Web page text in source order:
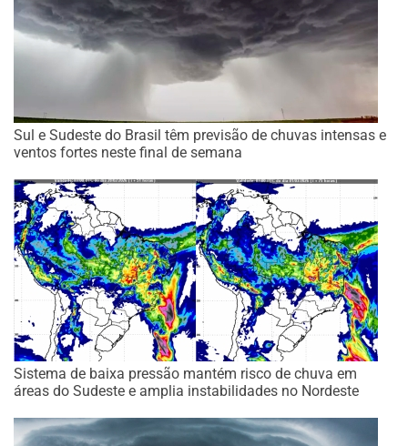
Sul e Sudeste do Brasil têm previsão de chuvas intensas e
ventos fortes neste final de semana
Sistema de baixa pressão mantém risco de chuva em
áreas do Sudeste e amplia instabilidades no Nordeste